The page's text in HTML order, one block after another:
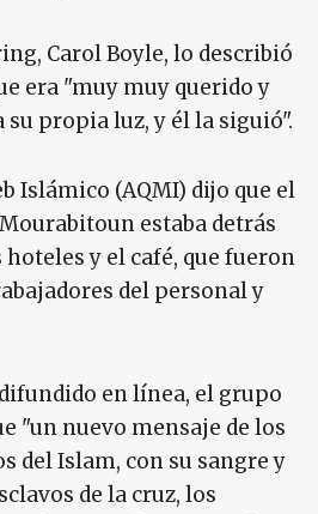
Carol Boyle, lo describió
era "muy muy querido y
su propia luz, y él la siguió".
Islámico (AQMI) dijo que el
estaba detrás
hoteles y el café, que fueron
del personal y
en línea, el grupo
"un nuevo mensaje de los
del Islam, con su sangre y
de la cruz, los